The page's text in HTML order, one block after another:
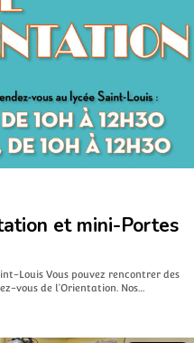
et mini-Portes
Louis Vous pouvez rencontrer des
vous de l’Orientation. Nos…